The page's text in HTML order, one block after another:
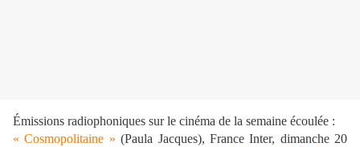
Émissions radiophoniques sur le cinéma de la semaine écoulée :
« Cosmopolitaine » (Paula Jacques), France Inter, dimanche 20